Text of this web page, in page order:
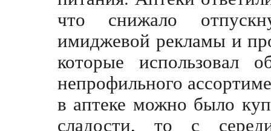
что снижало
имиджевой рекламы и
которые использовал
непрофильного
в аптеке можно было
сладости, то с